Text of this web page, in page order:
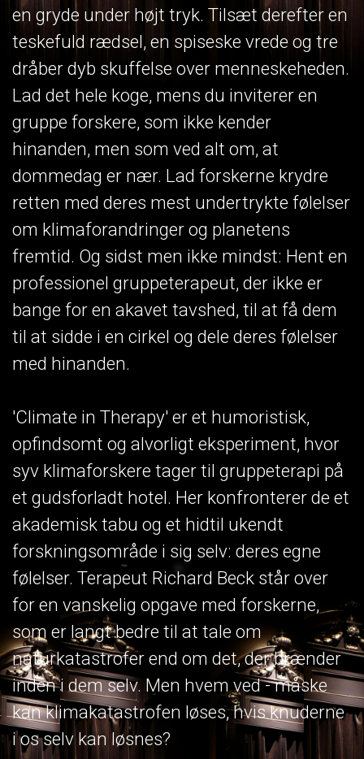
en gryde under højt tryk. Tilsæt derefter en
teskefuld rædsel, en spiseske vrede og tre
dråber dyb skuffelse over menneskeheden.
Lad det hele koge, mens du inviterer en
gruppe forskere, som ikke kender
hinanden, men som ved alt om, at
dommedag er nær. Lad forskerne krydre
retten med deres mest undertrykte følelser
om klimaforandringer og planetens
fremtid. Og sidst men ikke mindst: Hent en
professionel gruppeterapeut, der ikke er
bange for en akavet tavshed, til at få dem
til at sidde i en cirkel og dele deres følelser
med hinanden.
'Climate in Therapy' er et humoristisk,
opfindsomt og alvorligt eksperiment, hvor
syv klimaforskere tager til gruppeterapi på
et gudsforladt hotel. Her konfronterer de et
akademisk tabu og et hidtil ukendt
forskningsområde i sig selv: deres egne
følelser. Terapeut Richard Beck står over
for en vanskelig opgave med forskerne,
som er langt bedre til at tale om
naturkatastrofer end om det, der brænder
inden i dem selv. Men hvem ved - måske
kan klimakatastrofen løses, hvis knuderne
i os selv kan løsnes?